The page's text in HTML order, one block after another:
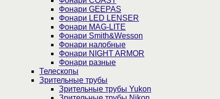
Фонари GEEPAS
Фонари LED LENSER
Фонари MAG-LITE
Фонари Smith&Wesson
Фонари налобные
Фонари NIGHT ARMOR
Фонари разные
Телескопы
Зрительные трубы
Зрительные трубы Yukon